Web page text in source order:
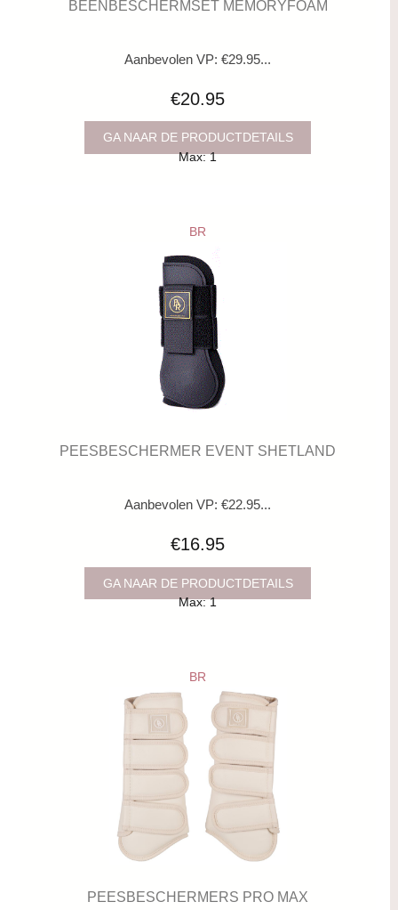
BEENBESCHERMSET MEMORYFOAM
Aanbevolen VP: €29.95...
€20.95
GA NAAR DE PRODUCTDETAILS
Max: 1
BR
PEESBESCHERMER EVENT SHETLAND
Aanbevolen VP: €22.95...
€16.95
GA NAAR DE PRODUCTDETAILS
Max: 1
BR
PEESBESCHERMERS PRO MAX